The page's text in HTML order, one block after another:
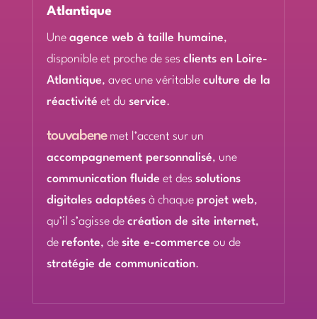
Atlantique
Une agence web à taille humaine,
disponible et proche de ses clients en Loire-
Atlantique, avec une véritable culture de la
réactivité et du service.
touvabenemet l’accent sur un
accompagnement personnalisé, une
communication fluide et des solutions
digitales adaptéesà chaque projet web,
qu’il s’agisse de création de site internet,
de refonte, de site e-commerce ou de
stratégie de communication.